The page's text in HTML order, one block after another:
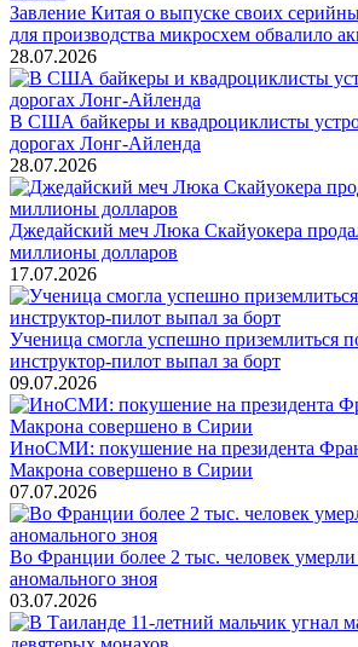
Завление Китая о выпуске своих
для производства микросхем обвалило
28.07.2026
В США байкеры и квадроциклисты
дорогах Лонг-Айленда
28.07.2026
Джедайский меч Люка Скайуокера
миллионы долларов
17.07.2026
Ученица смогла успешно приземлиться
инструктор-пилот выпал за борт
09.07.2026
ИноСМИ: покушение на президента
Макрона совершено в Сирии
07.07.2026
Во Франции более 2 тыс. человек умерли
аномального зноя
03.07.2026